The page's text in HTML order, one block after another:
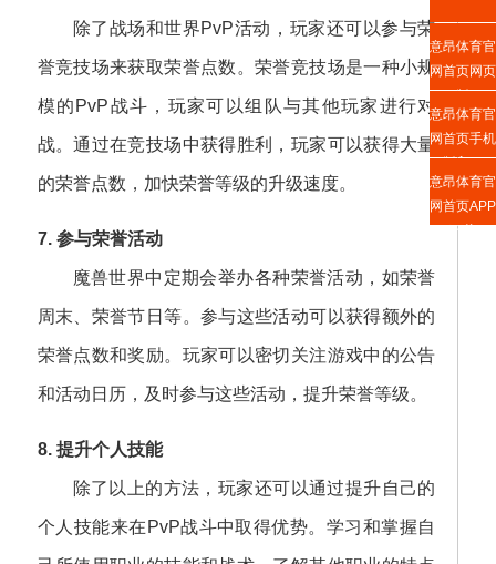
除了战场和世界PvP活动，玩家还可以参与荣
誉竞技场来获取荣誉点数。荣誉竞技场是一种小规
模的PvP战斗，玩家可以组队与其他玩家进行对
战。通过在竞技场中获得胜利，玩家可以获得大量
的荣誉点数，加快荣誉等级的升级速度。
7. 参与荣誉活动
魔兽世界中定期会举办各种荣誉活动，如荣誉
周末、荣誉节日等。参与这些活动可以获得额外的
荣誉点数和奖励。玩家可以密切关注游戏中的公告
和活动日历，及时参与这些活动，提升荣誉等级。
8. 提升个人技能
除了以上的方法，玩家还可以通过提升自己的
个人技能来在PvP战斗中取得优势。学习和掌握自
意昂体育官
网首页网页
版
意昂体育官
网首页手机
版入口
意昂体育官
网首页APP
下载